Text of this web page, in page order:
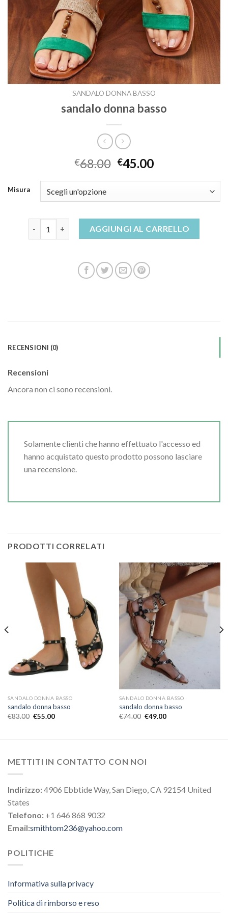
SANDALO DONNA BASSO
sandalo donna basso
€68.00 €45.00
Misura
sandalo donna basso quantitàAGGIUNGI AL CARRELLO
RECENSIONI (0)
Recensioni
Ancora non ci sono recensioni.
Solamente clienti che hanno effettuato l'accesso ed
hanno acquistato questo prodotto possono lasciare
una recensione.
PRODOTTI CORRELATI
SANDALO DONNA BASSO
sandalo donna basso
€83.00 €55.00
SANDALO DONNA BASSO
sandalo donna basso
€74.00 €49.00
METTITI IN CONTATTO CON NOI
Indirizzo:4906 Ebbtide Way, San Diego, CA 92154 United
States
Telefono: +1 646 868 9032
Email:smithtom236@yahoo.com
POLITICHE
Informativa sulla privacy
Politica di rimborso e reso